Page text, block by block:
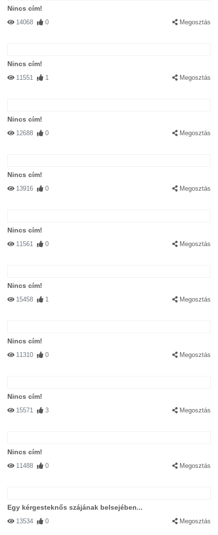
Nincs cím!
14068 0 Megosztás
Nincs cím!
11551 1 Megosztás
Nincs cím!
12688 0 Megosztás
Nincs cím!
13916 0 Megosztás
Nincs cím!
11561 0 Megosztás
Nincs cím!
15458 1 Megosztás
Nincs cím!
11310 0 Megosztás
Nincs cím!
15571 3 Megosztás
Nincs cím!
11488 0 Megosztás
Egy kérgesteknős szájának belsejében...
13534 0 Megosztás